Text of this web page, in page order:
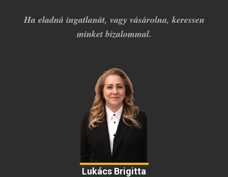
Ha eladná ingatlanát, vagy vásárolna, keressen
minket bizalommal.
Lukács Brigitta